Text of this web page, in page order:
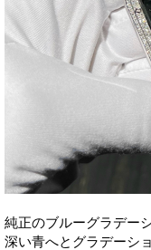
純正のブルーグラデー
深い青へとグラデーシ